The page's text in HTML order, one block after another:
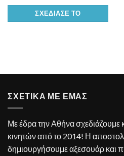
ΣΧΕΔΊΑΣΕ ΤΟ
ΣΧΕΤΙΚΑ ΜΕ ΕΜΑΣ
Με έδρα την Αθήνα σχεδιάζουμε
κινητών από το 2014! Η
δημιουργήσουμε αξεσουάρ και